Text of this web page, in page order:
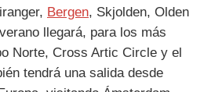
Bergen, Skjolden, Olden
llegará, para los más
Norte, Cross Artic Circle y el
tendrá una salida desde